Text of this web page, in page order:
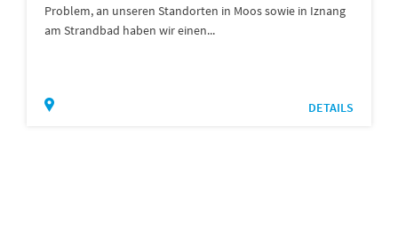
Problem, an unseren Standorten in Moos sowie in Iznang
am Strandbad haben wir einen...
DETAILS